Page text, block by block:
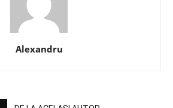
Alexandru